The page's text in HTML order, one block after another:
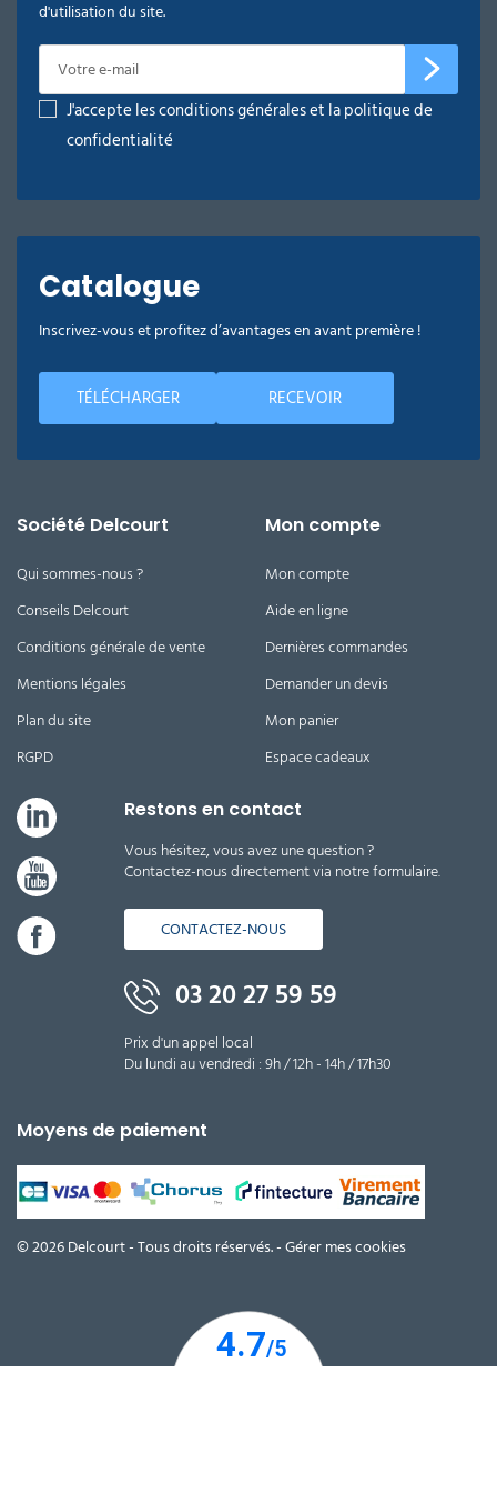
adapté à votre environnement et à l’ambiance
recherchée : fruité, floral, exotique, marin.
Pour un parfum rémanent et une diffusion en
continu, nous vous conseillons l'utilisation d'un
désodorisant flacon mèche
d'utilisation du site.
J'accepte les conditions générales et la politique de
confidentialité
Catalogue
Inscrivez-vous et profitez d’avantages en avant première !
TÉLÉCHARGER RECEVOIR
Société Delcourt
Qui sommes-nous ?
Conseils Delcourt
Conditions générale de vente
Mentions légales
Plan du site
RGPD
Mon compte
Mon compte
Aide en ligne
Dernières commandes
Demander un devis
Mon panier
Espace cadeaux
Restons en contact
Vous hésitez, vous avez une question ?
Contactez-nous directement via notre formulaire.
CONTACTEZ-NOUS
03 20 27 59 59
Prix d'un appel local
Du lundi au vendredi : 9h / 12h - 14h / 17h30
Moyens de paiement
© 2026 Delcourt - Tous droits réservés. -Gérer mes cookies